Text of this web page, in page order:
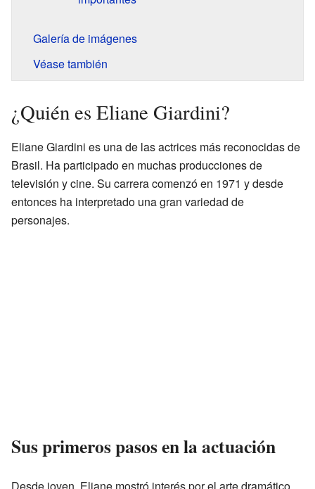
Galería de imágenes
Véase también
¿Quién es Eliane Giardini?
Eliane Giardini es una de las actrices más reconocidas de
Brasil. Ha participado en muchas producciones de
televisión y cine. Su carrera comenzó en 1971 y desde
entonces ha interpretado una gran variedad de
personajes.
Sus primeros pasos en la actuación
Desde joven, Eliane mostró interés por el arte dramático.